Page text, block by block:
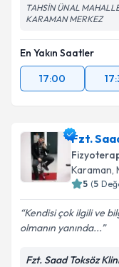
TAHSİN ÜNAL
KARAMAN MERKEZ
En Yakın Saatler
17:00
Fzt.
Karaman,
5 (5
Kendisi çok ilgili ve
olmanın yanında...
Fzt. Saad Toksöz